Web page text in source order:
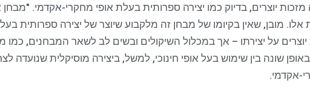
יוצרים, בדיוק כמו יצירה ספרותית בעלת אופי מחקרי-אקדמי. "מבחן
אלו. מובן, שאין בקיומו של מבחן זה מלקבוע שיוצר של יצירה ספרותית
יוצרים על יצירתו – אך במכלול השיקולים ובשים לב לשאר המבחנים,
שונה בין שימוש בעל אופי חינוכי, למשל, ביצירה מוסיקלית שנועדה
אקדמי.